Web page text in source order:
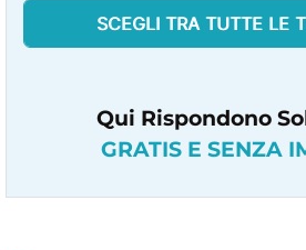
Qui Rispondono
GRATIS E SENZA